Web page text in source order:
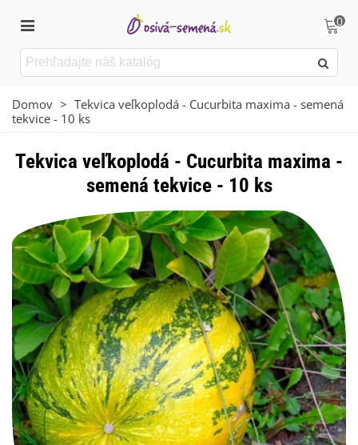
0
Domov > Tekvica veľkoplodá - Cucurbita maxima - semená
tekvice - 10 ks
Tekvica veľkoplodá - Cucurbita maxima -
semená tekvice - 10 ks